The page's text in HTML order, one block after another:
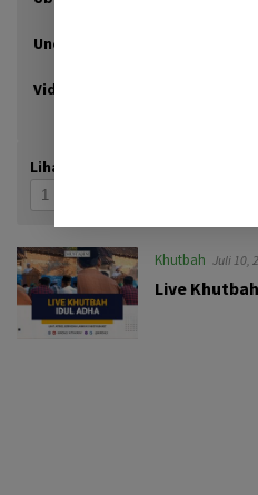
Uncategorized (8)
Video (8)
Lihat Berdasarkan Tanggal
Khutbah Juli 10,
Live